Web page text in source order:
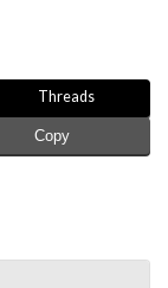
Threads
Copy